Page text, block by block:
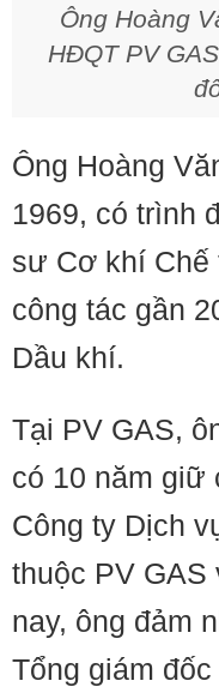
Ông Hoàng
HĐQT PV
Ông Hoàng
1969, có trình
sư Cơ khí Chế
công tác gần
Dầu khí.
Tại PV GAS,
có 10 năm giữ
Công ty Dịch
thuộc PV GAS
nay, ông đảm
Tổng giám